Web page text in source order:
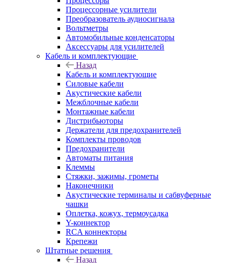
Процессорные усилители
Преобразователь аудиосигнала
Вольтметры
Автомобильные конденсаторы
Аксессуары для усилителей
Кабель и комплектующие
Назад
Кабель и комплектующие
Силовые кабели
Акустические кабели
Межблочные кабели
Монтажные кабели
Дистрибьюторы
Держатели для предохранителей
Комплекты проводов
Предохранители
Автоматы питания
Клеммы
Стяжки, зажимы, грометы
Наконечники
Акустические терминалы и сабвуферные
чашки
Оплетка, кожух, термоусадка
Y-коннектор
RCA коннекторы
Крепежи
Штатные решения
Назад